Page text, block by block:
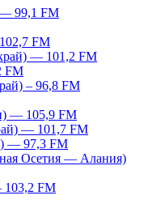
— 99,1 FM
FM
— 101,2 FM
FM
– 96,8 FM
— 105,9 FM
— 101,7 FM
— 97,3 FM
Осетия — Алания)
103,2 FM